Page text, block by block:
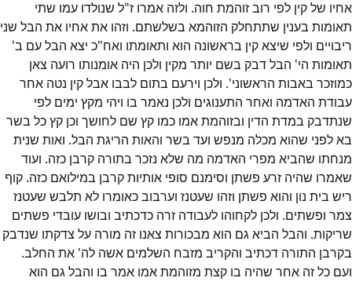
אחיו של קין לפי רוב זוהמת חוה. ולזה אמרו ז"ל שנולדו עמו שתי
תאומות בענין שתתחלק הזוהמא בשלשתם. וזהו את אחיו את הבל שני
ריבויים ולפי שיצא קין בראשונה הוא ותאומתו ואח"כ יצא הבל עם ב'
תאומות הי' הבל דבק בשם יותר מקין ולכן היה אומנותו רועה צאן
כמוזכר באבות הראשוני'. ולכן וירעם בתום לבבו אבל קין נטה אחר
עבודת האדמה ואחר התענוגים ולכן נאמר בו ויהי מקץ ימים לפי
שנתדבק במדת הדין ובזוהמת אמו כמו קץ שם לחושך וכן קץ כל בשר
בא לפני שהוא מכלה מנפש ועד בשר והאות הריגת הבל. ואות שנית
מנחתו שהביא מפרי האדמה מה שלא נזכר בתורה קרבן כזה. ועוד
שאמרו שהיה זרע פשתן וסימנם סופי אותיות קרבן במילואם כזה. קוף
ריש בית נון והוא פשתן וזהו שעטנז וערבוב כאומרו לא תלבש שעטנז
צמר ופשתים. ולכן לקחוהו לעבודה זרה כדכתיב ובושו עובדי פשתים
שריקות. והבל הביא גם הוא מבכורות צאנו זה מורה על צדקתו שנדבק
בקרבן התורה דכתיב והקריב מזבח השלמים אשה לה' את החלב.
ועם כל זה אחר שהיה בו קצת מזוהמת אמו אמר בו והבל גם הוא